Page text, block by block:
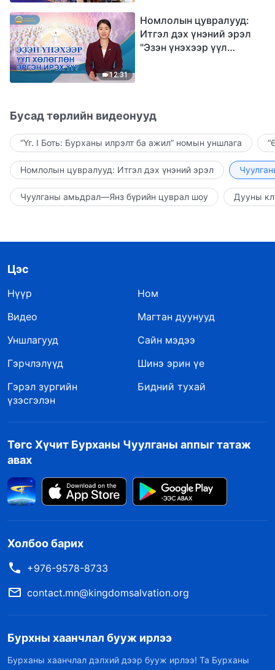
12:31
Номлолын цувралууд:
Итгэл дэх үнэний эрэл
"Эзэн үнэхээр үүл
Бусад төрлийн видеонууд
“Үг. I Боть: Бурханы илрэлт ба ажил” номын уншлага
Номлолын цувралууд: Итгэл дэх үнэний эрэл
Чуулганы амьдрал—Янз бүрийн цуврал шоу Дууны
Цэс
Нүүр
Ном
Видео
Магтан дуунууд
Уншлагууд
Сайн мэдээ
Гэрчлэлүүд
Шинэ эрин үе
Гэрэл зургийн
үзэсгэлэн
Бидний тухай
Төгс Хүчит Бурханы Чуулганы аппыг татаж
авах
Холбоо барих
+976-9578-8733
contact.mn@kingdomsalvation.org
Бурхны хаанчлал бууж ирлээ
Бурханы хаанчлал дэлхий дээр бууж ирлээ! Та Бурханы